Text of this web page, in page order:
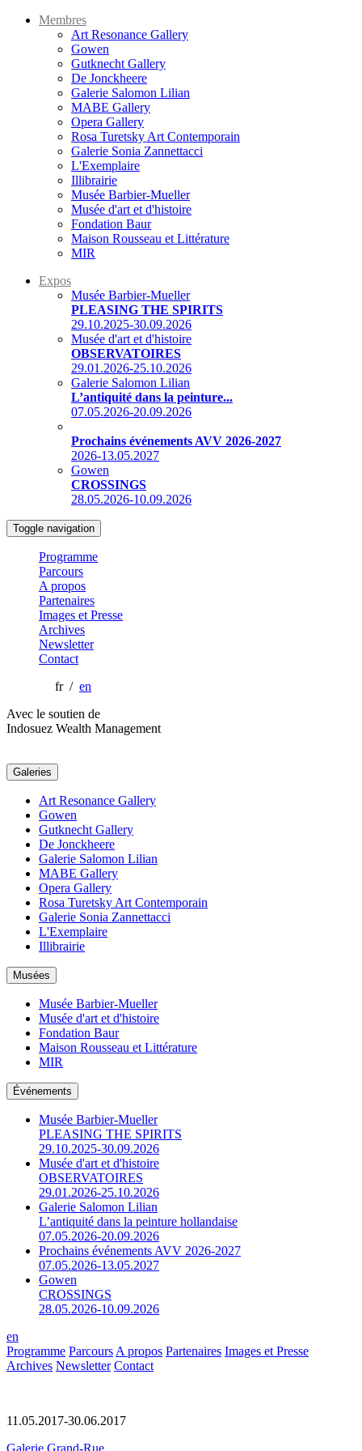
Membres
Art Resonance Gallery
Gowen
Gutknecht Gallery
De Jonckheere
Galerie Salomon Lilian
MABE Gallery
Opera Gallery
Rosa Turetsky Art Contemporain
Galerie Sonia Zannettacci
L'Exemplaire
Illibrairie
Musée Barbier-Mueller
Musée d'art et d'histoire
Fondation Baur
Maison Rousseau et Littérature
MIR
Expos
Musée Barbier-Mueller
PLEASING THE SPIRITS
29.10.2025-30.09.2026
Musée d'art et d'histoire
OBSERVATOIRES
29.01.2026-25.10.2026
Galerie Salomon Lilian
L’antiquité dans la peinture...
07.05.2026-20.09.2026
Prochains événements AVV 2026-2027
2026-13.05.2027
Gowen
CROSSINGS
28.05.2026-10.09.2026
Toggle navigation
Programme
Parcours
A propos
Partenaires
Images et Presse
Archives
Newsletter
Contact
fr / en
Avec le soutien de
Indosuez Wealth Management
Galeries
Art Resonance Gallery
Gowen
Gutknecht Gallery
De Jonckheere
Galerie Salomon Lilian
MABE Gallery
Opera Gallery
Rosa Turetsky Art Contemporain
Galerie Sonia Zannettacci
L'Exemplaire
Illibrairie
Musées
Musée Barbier-Mueller
Musée d'art et d'histoire
Fondation Baur
Maison Rousseau et Littérature
MIR
Événements
Musée Barbier-Mueller
PLEASING THE SPIRITS
29.10.2025-30.09.2026
Musée d'art et d'histoire
OBSERVATOIRES
29.01.2026-25.10.2026
Galerie Salomon Lilian
L’antiquité dans la peinture hollandaise
07.05.2026-20.09.2026
Prochains événements AVV 2026-2027
07.05.2026-13.05.2027
Gowen
CROSSINGS
28.05.2026-10.09.2026
en
Programme Parcours A propos Partenaires Images et Presse
Archives Newsletter Contact
11.05.2017-30.06.2017
Galerie Grand-Rue